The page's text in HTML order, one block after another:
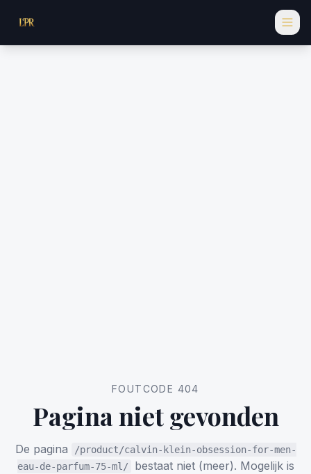
FOUTCODE 404
Pagina niet gevonden
De pagina
/product/calvin-klein-obsession-for-men-
eau-de-parfum-75-ml/
bestaat niet (meer). Mogelijk is